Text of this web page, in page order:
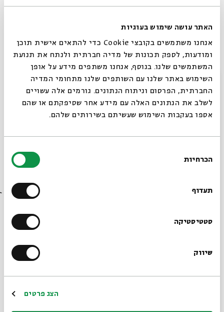
האתר עושה שימוש בעוגיות
אנחנו משתמשים בקובצי Cookie כדי להתאים אישית תוכן
ומודעות, לספק תכונות של מדיה חברתית ולנתח את תנועת
המשתמשים שלנו. בנוסף, אנחנו משתפים מידע על אופן
השימוש באתר שלנו עם השותפים שלנו מתחומי המדיה
החברתית, הפרסום וניתוח הנתונים. גורמים אלה עשויים
לשלב את הנתונים האלה עם מידע אחר שסיפקתם או שהם
אספו בעקבות השימוש שעשיתם בשירותים שלהם.
הסכמה
הכרחיות
תעדוף
סטטיסטיקה
שיווק
הצג פרטים
העולם נברא במילים
עם: יאיר אגמון, ד'ר מיה טבת דיין, משה קקון, ג'וש
ירושלים
11.06.24
עם:ד'ר חנה פנחסי, נועה שקרג'י, יוסי קליין הלוי,
11.06.24
סגור